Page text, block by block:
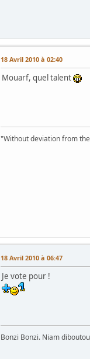
18 Avril 2010 à 02:40
Mouarf, quel talent
"Without deviation from
18 Avril 2010 à 06:47
Je vote pour !
Bonzi Bonzi. Niam